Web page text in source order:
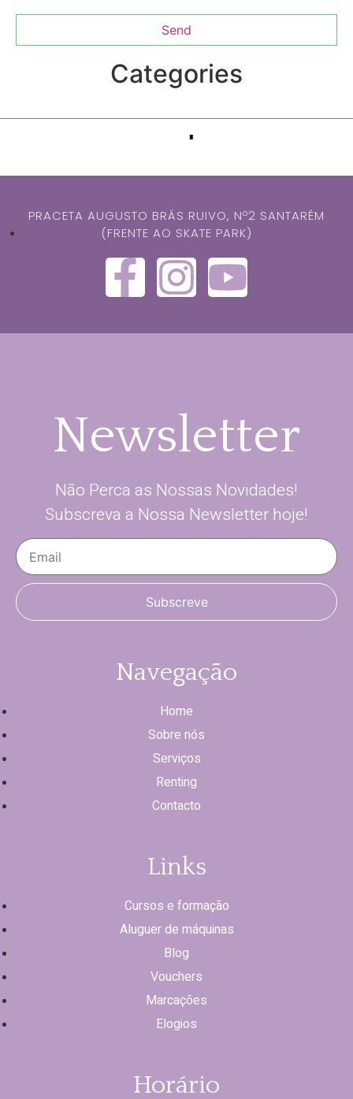
Send
Categories
PRACETA AUGUSTO BRÁS RUIVO, Nº2 SANTARÉM
(FRENTE AO SKATE PARK)
Newsletter
Não Perca as Nossas Novidades!
Subscreva a Nossa Newsletter hoje!
Subscreve
Navegação
Home
Sobre nós
Serviços
Renting
Contacto
Links
Cursos e formação
Aluguer de máquinas
Blog
Vouchers
Marcações
Elogios
Horário